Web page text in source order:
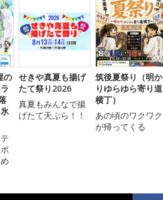
の せきや真夏も揚げ
たて祭り2026
真夏もみんなで揚
げたて天ぷら！！
筑後夏祭り（明か
りゆらゆら寄り道
横丁）
あの頃のワクワク
が帰ってくる